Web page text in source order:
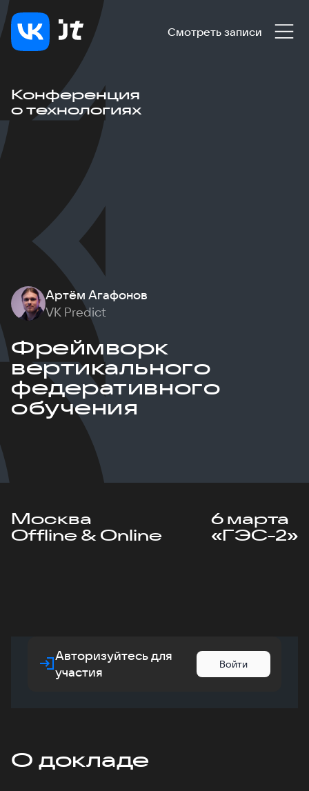
Смотреть записи
Конференция
о технологиях
Артём Агафонов
VK Predict
Фреймворк
вертикального
федеративного
обучения
Москва
Offline & Online
6 марта
«ГЭС-2»
Авторизуйтесь для
участия
Войти
О докладе